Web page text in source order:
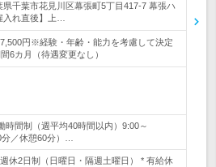
県千葉市花見川区幕張町5丁目417-7 幕張ハ
入れ直後】上…
円※経験・年齢・能力を考慮して決定
6カ月（待遇変更なし）
時間制（週平均40時間以内）9:00～
／休憩60分）…
休2日制（日曜日・隔週土曜日） * 有給休